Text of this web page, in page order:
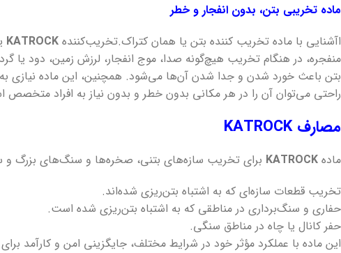
ماده تخریبی بتن، بدون انفجار و خطر
اآشنایی با ماده تخریب کننده بتن یا همان کتراک.تخریب‌کننده KATROCK
منفجره، در هنگام تخریب هیچ‌گونه صدا، موج انفجار، لرزش زمین، دود یا
بتن باعث خورد شدن و جدا شدن آن‌ها می‌شود. همچنین، این ماده نیازی به
راحتی می‌توان آن را در هر مکانی بدون خطر و بدون نیاز به افراد متخصص
مصارف KATROCK
ماده KATROCK برای تخریب سازه‌های بتنی، صخره‌ها و سنگ‌های بزرگ و
تخریب قطعات سازه‌ای که به اشتباه بتن‌ریزی شده‌اند.
حفاری و سنگ‌برداری در مناطقی که به اشتباه بتن‌ریزی شده است.
حفر کانال یا چاه در مناطق سنگی.
این ماده با عملکرد مؤثر خود در شرایط مختلف، جایگزینی امن و کارآمد